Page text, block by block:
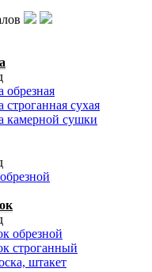
обрезная
строганная сухая
камерной сушки
обрезной
строганный
штакет